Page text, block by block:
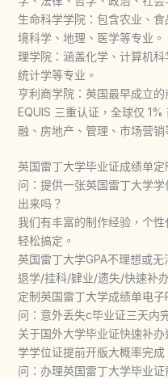
生命科学学院：包含农业、
境科学、地理、医学等专业。
理学院：涵盖化学、计算机
统计学等专业。
亨利商学院：英国最早成立的
EQUIS 三重认证，全球仅
融、房地产、管理、市场营销
英国雷丁大学毕业证成绩单
问：提供一张英国雷丁大学
出来吗？
我们有丰富的制作经验，个
轻松搞定。
英国雷丁大学GPA不理想或无
退学/挂科/肄业/遗失/快速补
定制英国雷丁大学成绩单电
问：意外丢失c毕业证三天内
关于国外大学毕业证快速补
学学位证提前开版大概率完成
问：办理英国雷丁大学毕业证